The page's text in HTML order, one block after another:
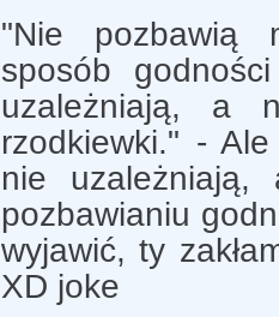
"Nie pozbawią
sposób
uzależniają, a
rzodkiewki." -
nie uzależniają,
pozbawianiu
wyjawić, ty
XD joke